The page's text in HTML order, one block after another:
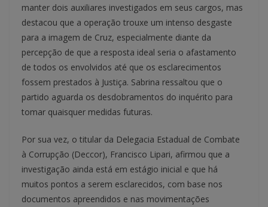
manter dois auxiliares investigados em seus cargos, mas
destacou que a operação trouxe um intenso desgaste
para a imagem de Cruz, especialmente diante da
percepção de que a resposta ideal seria o afastamento
de todos os envolvidos até que os esclarecimentos
fossem prestados à Justiça. Sabrina ressaltou que o
partido aguarda os desdobramentos do inquérito para
tomar quaisquer medidas futuras.
Por sua vez, o titular da Delegacia Estadual de Combate
à Corrupção (Deccor), Francisco Lipari, afirmou que a
investigação ainda está em estágio inicial e que há
muitos pontos a serem esclarecidos, com base nos
documentos apreendidos e nas movimentações